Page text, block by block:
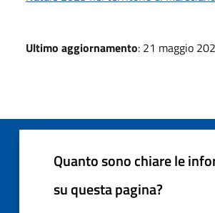
Ultimo aggiornamento: 21 maggio
Quanto sono chiare le
su questa pagina?